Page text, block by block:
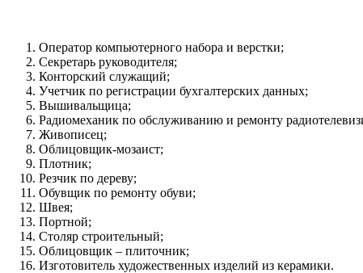
Оператор компьютерного набора и верстки;
Секретарь руководителя;
Конторский служащий;
Учетчик по регистрации бухгалтерских данных;
Вышивальщица;
Радиомеханик по обслуживанию и ремонту
Живописец;
Облицовщик-мозаист;
Плотник;
Резчик по дереву;
Обувщик по ремонту обуви;
Швея;
Портной;
Столяр строительный;
Облицовщик – плиточник;
Изготовитель художественных изделий из керамики.